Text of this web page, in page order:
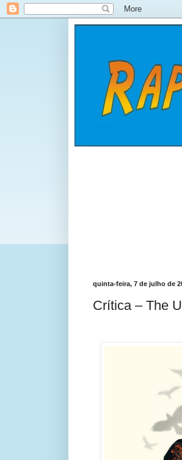
quinta-feira, 7 de julho de
Crítica – The